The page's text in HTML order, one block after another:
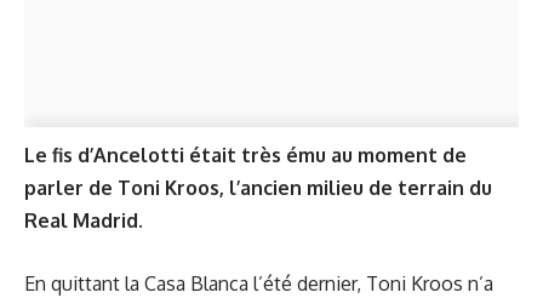
Le fis d’Ancelotti était très ému au moment de
parler de Toni Kroos, l’ancien milieu de terrain du
Real Madrid.
En quittant la Casa Blanca l’été dernier, Toni Kroos n’a